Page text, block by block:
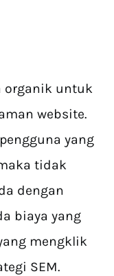
organik untuk
website.
yang
tidak
dengan
biaya yang
mengklik
SEM.